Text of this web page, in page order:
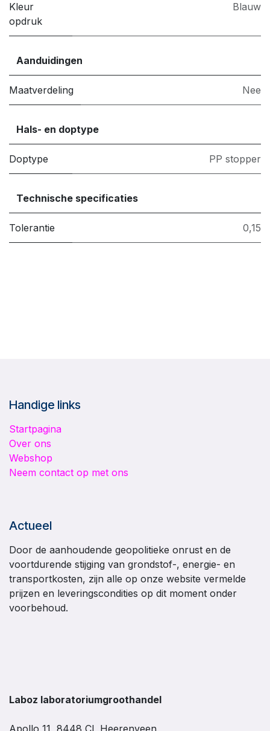
Kleur
opdruk
Blauw
Aanduidingen
Maatverdeling Nee
Hals- en doptype
Doptype PP stopper
Technische specificaties
Tolerantie 0,15
Handige links
Startpagina
Over ons
Webshop
Neem contact op met ons
Actueel
Door de aanhoudende geopolitieke onrust en de
voortdurende stijging van grondstof-, energie- en
transportkosten, zijn alle op onze website vermelde
prijzen en leveringscondities op dit moment onder
voorbehoud.
Laboz laboratoriumgroothandel
Apollo 11, 8448 CL Heerenveen